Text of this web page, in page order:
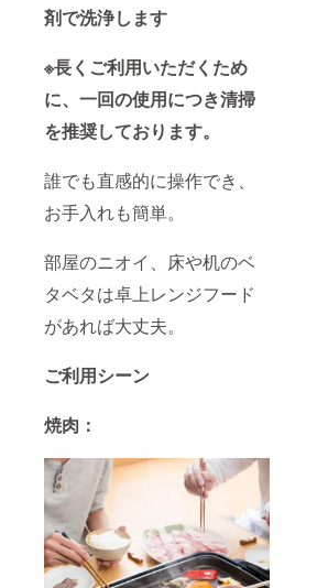
剤で洗浄します
※長くご利用いただくため
に、一回の使用につき清掃
を推奨しております。
誰でも直感的に操作でき、
お手入れも簡単。
部屋のニオイ、床や机のベ
タベタは卓上レンジフード
があれば大丈夫。
ご利用シーン
焼肉：